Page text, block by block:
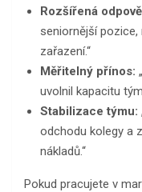
Rozšířená
seniornější
zařazení.“
Měřitelný přínos:
uvolnil kapacitu
Stabilizace týmu:
odchodu kolegy a
nákladů.“
Pokud pracujete v